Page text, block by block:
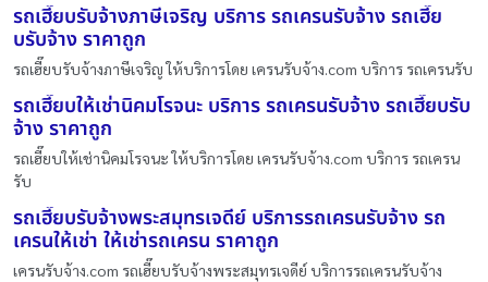
รถเฮี๊ยบรับจ้างภาษีเจริญ บริการ รถเครนรับจ้าง รถเฮี๊ย
บรับจ้าง ราคาถูก
รถเฮี๊ยบรับจ้างภาษีเจริญ ให้บริการโดย เครนรับจ้าง.com บริการ รถเครนรับ
รถเฮี๊ยบให้เช่านิคมโรจนะ บริการ รถเครนรับจ้าง รถเฮี๊ยบรับ
จ้าง ราคาถูก
รถเฮี๊ยบให้เช่านิคมโรจนะ ให้บริการโดย เครนรับจ้าง.com บริการ รถเครน
รับ
รถเฮี๊ยบรับจ้างพระสมุทรเจดีย์ บริการรถเครนรับจ้าง รถ
เครนให้เช่า ให้เช่ารถเครน ราคาถูก
เครนรับจ้าง.com รถเฮี๊ยบรับจ้างพระสมุทรเจดีย์ บริการรถเครนรับจ้าง